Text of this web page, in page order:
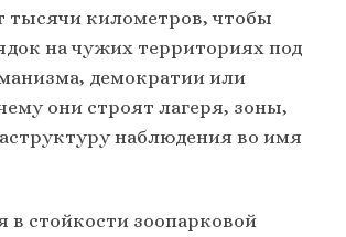
тысячи километров, чтобы
на чужих территориях под
демократии или
они строят лагеря, зоны,
наблюдения во имя
в стойкости зоопарковой